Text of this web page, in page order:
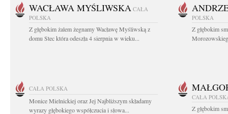
WACŁAWA MYŚLIWSKA CAŁA
POLSKA
Z głębokim żalem żegnamy Wacławę Myśliwską z
domu Stec która odeszła 4 sierpnia w wieku...
POLSKA
Z głębokim
CAŁA POLSKA
Monice Mielnickiej oraz Jej Najbliższym składamy
wyrazy głębokiego współczucia i słowa...
CAŁA
Z głębokim